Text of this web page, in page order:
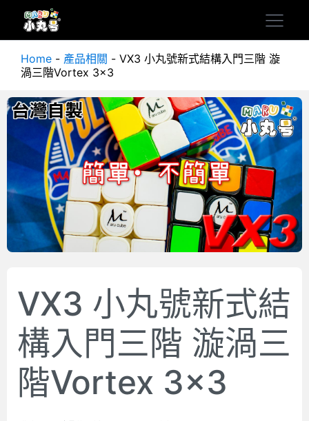
Home - 產品相關 - VX3 小丸號新式結構入門三階 漩
渦三階Vortex 3x3
VX3 小丸號新式結
構入門三階 漩渦三
階Vortex 3x3